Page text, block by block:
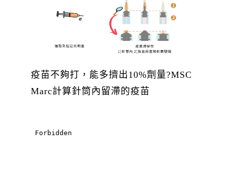
疫苗不夠打，能多擠出10%劑量?MSC
Marc計算針筒內留滯的疫苗